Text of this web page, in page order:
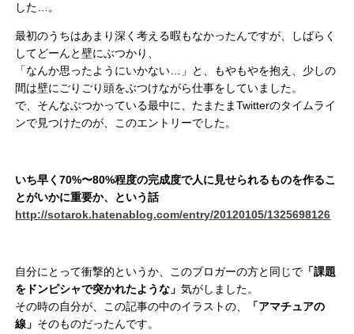
した…。
最初のうちはあまり深く考える暇もなかったんですが、しばらく
してどーんと壁にぶつかり、
「なんか思ったようにいかない…」と、もやもやを抱え、少しの
間は壁にごりごり頭をぶつけながら仕事をしていました。
で、そんなぶつかっている最中に、たまたまTwitterのタイムライ
ンで見つけたのが、このエントリーでした。
いち早く70%〜80%程度の完成度で人に見せられるものを作るこ
とがいかに重要か、という話
http://sotarok.hatenablog.com/entry/20120105/1325698126
自分にとって衝撃的というか、このブロガーの方と同じで 「課題
をドンピシャで突かれたような」気がしました。
その時の自分が、この記事の中のイラストの、
「アマチュアの
線」 そのものだったんです。